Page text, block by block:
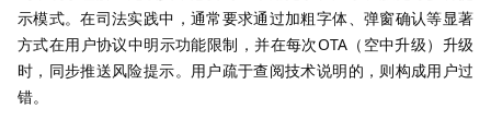
示模式。在司法实践中，通常要求通过加粗字体、弹窗确认等显著
方式在用户协议中明示功能限制，并在每次OTA（空中升级）升级
时，同步推送风险提示。用户疏于查阅技术说明的，则构成用户过
错。